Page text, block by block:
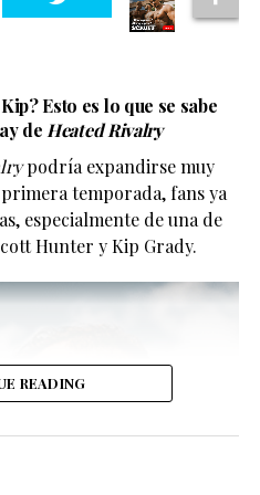
exacta de estreno, se
Esto es lo que se sabe
de Heated Rivalry
podría expandirse muy
temporada, fans ya
especialmente de una de
Hunter y Kip Grady.
READING